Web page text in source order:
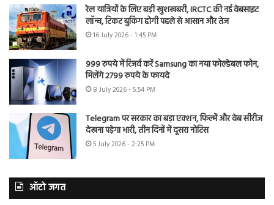
रेल यात्रियों के लिए बड़ी खुशखबरी, IRCTC की नई वेबसाइट
लॉन्च, टिकट बुकिंग होगी पहले से आसान और तेज
16 July 2026 - 1:45 PM
999 रुपये में रिजर्व करें Samsung का नया फोल्डेबल फोन,
मिलेंगे 2799 रुपये के फायदे
8 July 2026 - 5:54 PM
Telegram पर सरकार का बड़ा एक्शन, फिल्में और वेब सीरीज
देखना पड़ेगा भारी, तीन दिनों में दूसरा नोटिस
5 July 2026 - 2:25 PM
ऑटो जगत